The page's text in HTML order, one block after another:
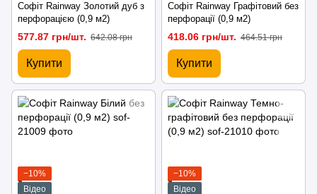
Софіт Rainway Золотий дуб з
перфорацією (0,9 м2)
577.87 грн/шт. 642.08 грн
Купити
Софіт Rainway Графітовий без
перфорації (0,9 м2)
418.06 грн/шт. 464.51 грн
Купити
−10%
Відео
−10%
Відео